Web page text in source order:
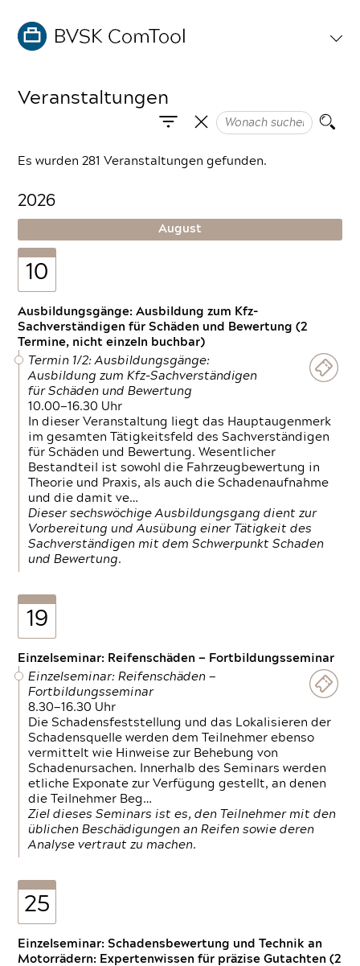
Veranstaltungen
Es wurden 281 Veranstaltungen gefunden.
2026
August
10
Ausbildungsgänge: Ausbildung zum Kfz-
Sachverständigen für Schäden und Bewertung (2
Termine, nicht einzeln buchbar)
Termin 1/2: Ausbildungsgänge:
Ausbildung zum Kfz-Sachverständigen
für Schäden und Bewertung
10.00—16.30 Uhr
In dieser Veranstaltung liegt das Hauptaugenmerk
im gesamten Tätigkeitsfeld des Sachverständigen
für Schäden und Bewertung. Wesentlicher
Bestandteil ist sowohl die Fahrzeugbewertung in
Theorie und Praxis, als auch die Schadenaufnahme
und die damit ve…
Dieser sechswöchige Ausbildungsgang dient zur
Vorbereitung und Ausübung einer Tätigkeit des
Sachverständigen mit dem Schwerpunkt Schaden
und Bewertung.
19
Einzelseminar: Reifenschäden — Fortbildungsseminar
Einzelseminar: Reifenschäden —
Fortbildungsseminar
8.30—16.30 Uhr
Die Schadensfeststellung und das Lokalisieren der
Schadensquelle werden dem Teilnehmer ebenso
vermittelt wie Hinweise zur Behebung von
Schadenursachen. Innerhalb des Seminars werden
etliche Exponate zur Verfügung gestellt, an denen
die Teilnehmer Beg…
Ziel dieses Seminars ist es, den Teilnehmer mit den
üblichen Beschädigungen an Reifen sowie deren
Analyse vertraut zu machen.
25
Einzelseminar: Schadensbewertung und Technik an
Motorrädern: Expertenwissen für präzise Gutachten (2